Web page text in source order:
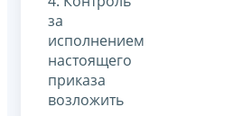
за
исполнением
настоящего
приказа
возложить